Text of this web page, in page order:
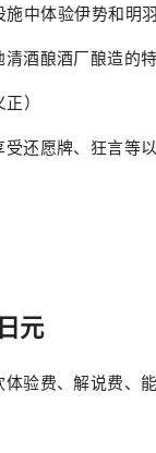
中体验伊势和明
酒酿酒厂酿造的特
）
还愿牌、狂言等以
元
验费、解说费、